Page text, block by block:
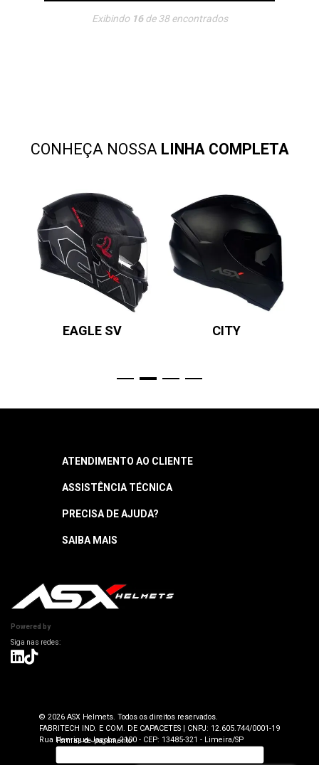
Exibindo 16de38encontrados
CONHEÇA NOSSA LINHA COMPLETA
EAGLE SV CITY
ATENDIMENTO AO CLIENTE
Central de Atendimento
Sexta: 8h às 17h
Horário sujeito a alteração
ASSISTÊNCIA TÉCNICA
Garantia
Manuais
PRECISA DE AJUDA?
Como Navegar
Segurança e Privacidade
Cancelamento
SAIBA MAIS
Dúvidas Frequentes
Trabalhe Conosco
Powered by
© 2026 ASX Helmets. Todos os direitos reservados.
FABRITECH IND. E COM. DE CAPACETES | CNPJ: 12.605.744/0001-19
Rua Henrique Jacobs, 2100 - CEP: 13485-321 - Limeira/SP